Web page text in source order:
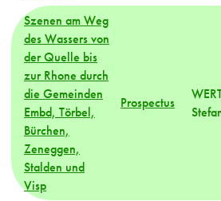
Szenen am Weg
des Wassers von
der Quelle bis
zur Rhone durch
die Gemeinden
Embd, Törbel,
Bürchen,
Zeneggen,
Stalden und
Visp
Prospectus